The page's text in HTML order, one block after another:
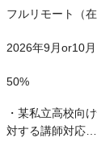
フルリモート（
2026年9月or10
50%
・某私立高校向
対する講師対応